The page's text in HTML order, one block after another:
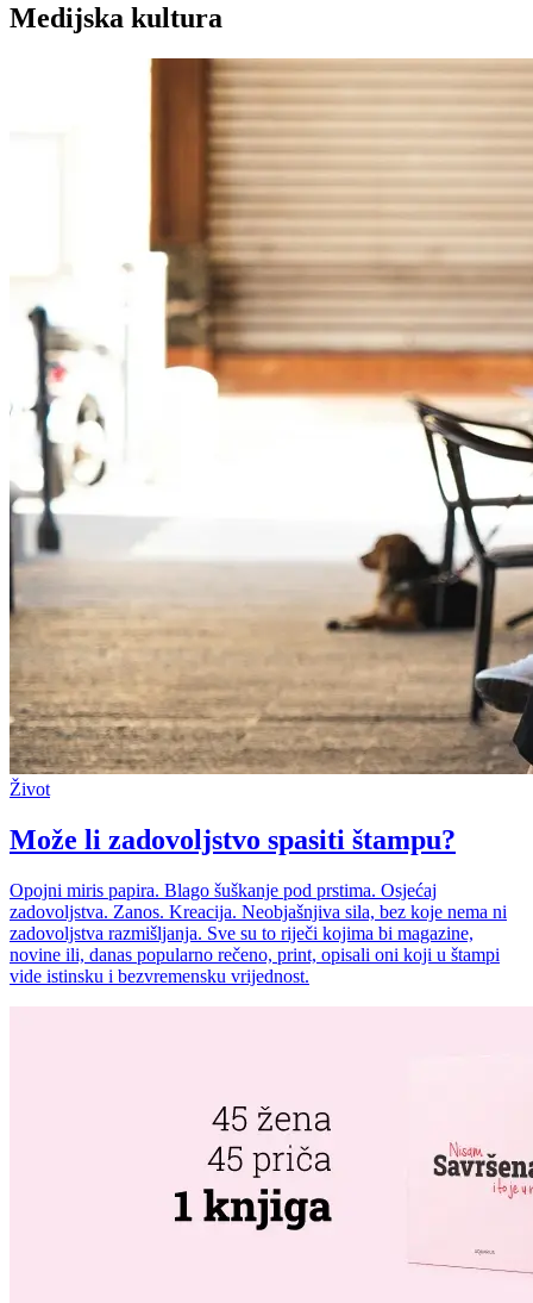
Medijska kultura
Život
Može li zadovoljstvo spasiti štampu?
Opojni miris papira. Blago šuškanje pod prstima. Osjećaj
zadovoljstva. Zanos. Kreacija. Neobjašnjiva sila, bez koje nema ni
zadovoljstva razmišljanja. Sve su to riječi kojima bi magazine,
novine ili, danas popularno rečeno, print, opisali oni koji u štampi
vide istinsku i bezvremensku vrijednost.